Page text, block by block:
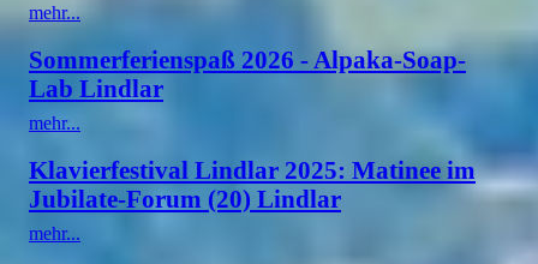
mehr...
Sommerferienspaß 2026 - Alpaka-Soap-
Lab Lindlar
mehr...
Klavierfestival Lindlar 2025: Matinee im
Jubilate-Forum (20) Lindlar
mehr...